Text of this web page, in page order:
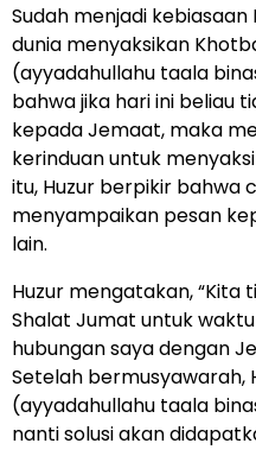
Sudah menjadi
dunia menyaksikan
(ayyadahullahu taala
bahwa jika hari ini beliau
kepada Jemaat, maka
kerinduan untuk
itu, Huzur berpikir bahwa
menyampaikan pesan
lain.
Huzur mengatakan, “Kita
Shalat Jumat untuk
hubungan saya dengan
Setelah bermusyawarah,
(ayyadahullahu taala
nanti solusi akan